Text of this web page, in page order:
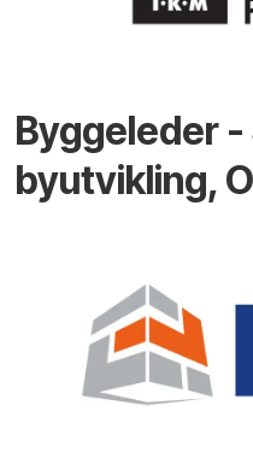
Byggeleder
byutvikling,